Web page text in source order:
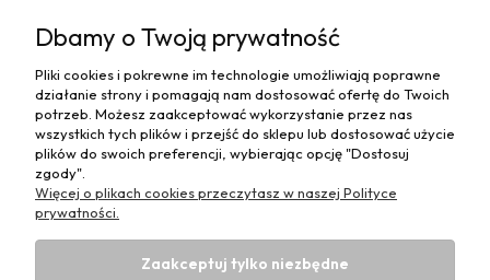
MAPA STRONY
INFORMACJE
Dbamy o Twoją prywatność
Pliki cookies i pokrewne im technologie umożliwiają poprawne
działanie strony i pomagają nam dostosować ofertę do Twoich
potrzeb. Możesz zaakceptować wykorzystanie przez nas
wszystkich tych plików i przejść do sklepu lub dostosować użycie
plików do swoich preferencji, wybierając opcję "Dostosuj
zgody".
Więcej o plikach cookies przeczytasz w naszej Polityce
prywatności.
Zaakceptuj tylko niezbędne